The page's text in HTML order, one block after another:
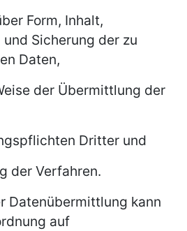
Form, Inhalt,
Sicherung der zu
Daten,
der Übermittlung der
Dritter und
der Verfahren.
Datenübermittlung kann
auf